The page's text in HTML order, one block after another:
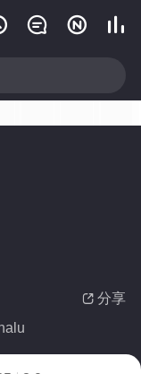
  
 分享